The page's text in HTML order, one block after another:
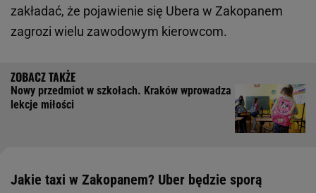
zakładać, że pojawienie się Ubera w Zakopanem
zagrozi wielu zawodowym kierowcom.
Nowy przedmiot w szkołach. Kraków wprowadza
lekcje miłości
Jakie taxi w Zakopanem? Uber będzie sporą